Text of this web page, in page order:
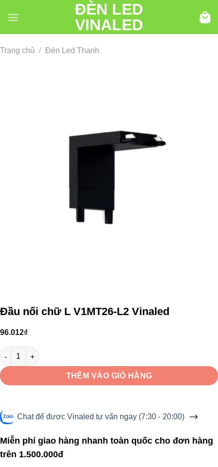
đến
ĐÈN LED
VINALED
Trang chủ / Đèn Led Thanh
Đầu nối chữ L V1MT26-L2 Vinaled
96.012₫
Đầu nối chữ L V1MT26-L2 Vinaled số lượng
THÊM VÀO GIỎ HÀNG
Chat để được Vinaled tư vấn ngay (7:30 - 20:00)
Miễn phí giao hàng nhanh toàn quốc cho đơn hàng
trên 1.500.000đ